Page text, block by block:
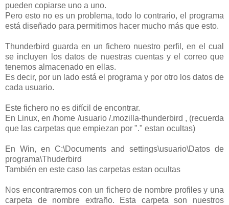
pueden copiarse uno a uno.
Pero esto no es un problema, todo lo contrario, el programa
está diseñado para permitirnos hacer mucho más que esto.
Thunderbird guarda en un fichero nuestro perfil, en el cual
se incluyen los datos de nuestras cuentas y el correo que
tenemos almacenado en ellas.
Es decir, por un lado está el programa y por otro los datos de
cada usuario.
Este fichero no es difícil de encontrar.
En Linux, en /home /usuario /.mozilla-thunderbird , (recuerda
que las carpetas que empiezan por "." estan ocultas)
En Win, en C:\Documents and settings\usuario\Datos de
programa\Thuderbird
También en este caso las carpetas estan ocultas
Nos encontraremos con un fichero de nombre profiles y una
carpeta de nombre extraño. Esta carpeta son nuestros